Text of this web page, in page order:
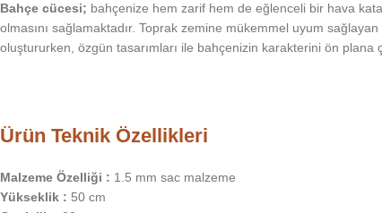
Bahçe cücesi; bahçenize hem zarif hem de eğlenceli bir hava
olmasını sağlamaktadır. Toprak zemine mükemmel uyum
oluştururken, özgün tasarımları ile bahçenizin karakterini ön plana
Ürün Teknik Özellikleri
Malzeme Özelliği : 1.5 mm sac malzeme
Yükseklik : 50 cm